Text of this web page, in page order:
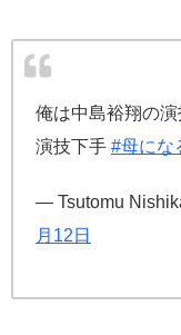
俺は中島裕翔の
演技下手 #母にな
— Tsutomu
月12日